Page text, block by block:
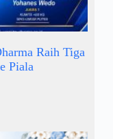
Raih Tiga
Piala